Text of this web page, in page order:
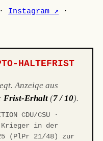
Instagram ↗ ·
HALTEFRIST
Anzeige aus
Frist-Erhalt (7 / 10).
CDU/CSU ·
Krieger in der
(PlPr 21/48) zur